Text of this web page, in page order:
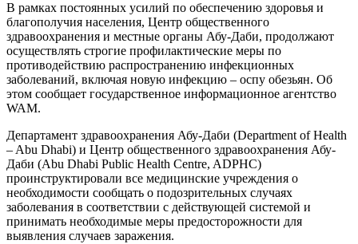
В рамках постоянных усилий по обеспечению здоровья и
благополучия населения, Центр общественного
здравоохранения и местные органы Абу-Даби, продолжают
осуществлять строгие профилактические меры по
противодействию распространению инфекционных
заболеваний, включая новую инфекцию – оспу обезьян. Об
этом сообщает государственное информационное агентство
WAM.
Департамент здравоохранения Абу-Даби (Department of Health
– Abu Dhabi) и Центр общественного здравоохранения Абу-
Даби (Abu Dhabi Public Health Centre, ADPHC)
проинструктировали все медицинские учреждения о
необходимости сообщать о подозрительных случаях
заболевания в соответствии с действующей системой и
принимать необходимые меры предосторожности для
выявления случаев заражения.